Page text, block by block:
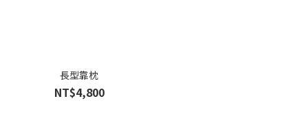
長型靠枕
NT$4,800